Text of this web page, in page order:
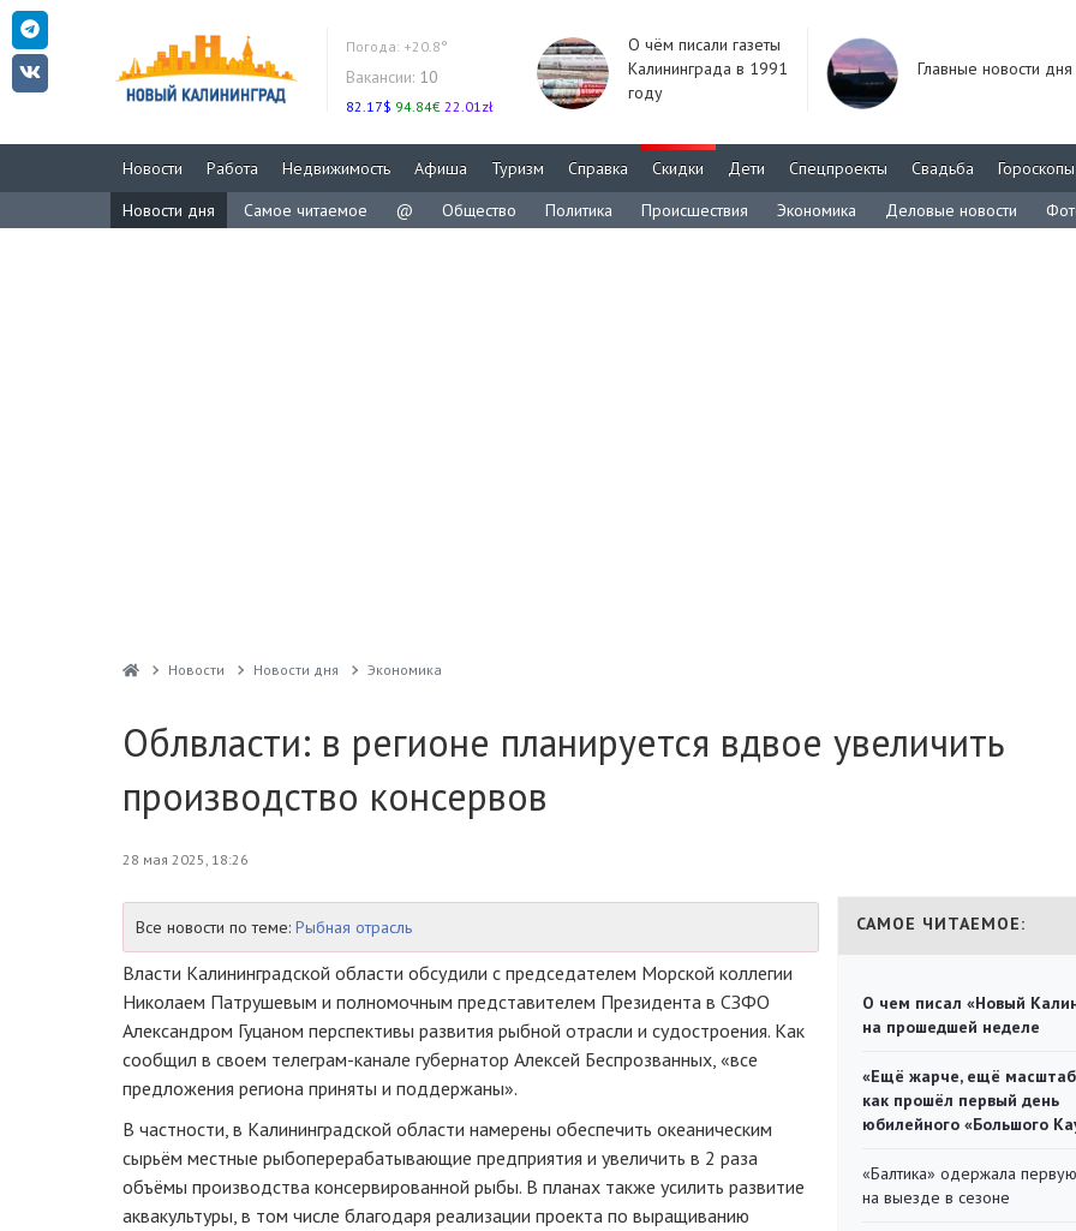
Погода: +20.8°
Вакансии: 10
82.17$ 94.84€ 22.01zł
О чём писали газеты
Калининграда в 1991
году
Главные новости дня
Новости Работа Недвижимость Афиша Туризм Справка Скидки Дети Спецпроекты Свадьба
Гороскопы
Новости дня
Самое читаемое @ Общество Политика Происшествия Экономика Деловые новости
Новости Новости дня Экономика
Облвласти: в регионе планируется вдвое увеличить
производство консервов
28 мая 2025, 18:26
Все новости по теме: Рыбная отрасль
Власти Калининградской области обсудили с председателем Морской коллегии
Николаем Патрушевым и полномочным представителем Президента в СЗФО
Александром Гуцаном перспективы развития рыбной отрасли и судостроения. Как
сообщил в своем телеграм-канале губернатор Алексей Беспрозванных, «все
предложения региона приняты и поддержаны».
В частности, в Калининградской области намерены обеспечить океаническим
сырьём местные рыбоперерабатывающие предприятия и увеличить в 2 раза
объёмы производства консервированной рыбы. В планах также усилить развитие
аквакультуры, в том числе благодаря реализации проекта по выращиванию
САМОЕ ЧИТАЕМОЕ:
О чем писал «Новый
на прошедшей неделе
«Ещё жарче, ещё
как прошёл первый день
юбилейного «Большого
«Балтика» одержала
на выезде в сезоне